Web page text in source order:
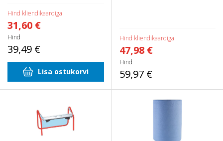
Hind kliendikaardiga
31,60 €
Hind
39,49 €
Lisa ostukorvi
Hind kliendikaardiga
47,98 €
Hind
59,97 €